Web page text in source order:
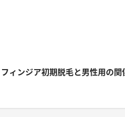
フィンジア初期脱毛と男性用の関